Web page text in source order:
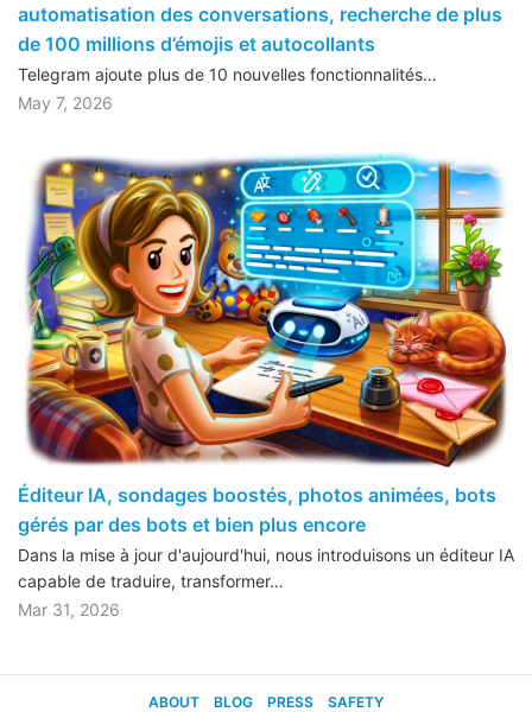
automatisation des conversations, recherche de plus
de 100 millions d’émojis et autocollants
Telegram ajoute plus de 10 nouvelles fonctionnalités…
May 7, 2026
Éditeur IA, sondages boostés, photos animées, bots
gérés par des bots et bien plus encore
Dans la mise à jour d'aujourd'hui, nous introduisons un éditeur IA
capable de traduire, transformer…
Mar 31, 2026
ABOUT BLOG PRESS SAFETY